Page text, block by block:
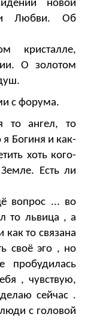
новой
Любви. Об
кристалле,
О золотом
с форума.
то ангел, то
я Богиня и как-
хоть кого-
Есть ли
вопрос ... во
то львица , а
как то связана
своё эго , но
, чувствую,
сейчас .
с головой